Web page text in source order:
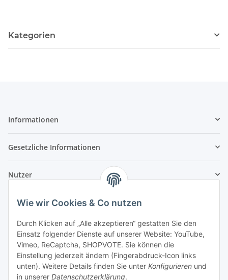
Wie wir Cookies & Co nutzen
Durch Klicken auf „Alle akzeptieren“ gestatten Sie den
Einsatz folgender Dienste auf unserer Website: YouTube,
Vimeo, ReCaptcha, SHOPVOTE. Sie können die
Einstellung jederzeit ändern (Fingerabdruck-Icon links
unten). Weitere Details finden Sie unter Konfigurieren und
in unserer Datenschutzerklärung.
Kategorien
Informationen
Gesetzliche Informationen
Nutzer